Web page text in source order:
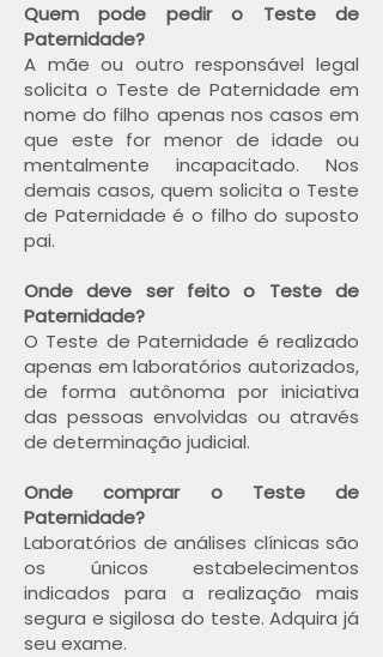
Quem pode pedir o Teste de
Paternidade?
A mãe ou outro responsável legal
solicita o Teste de Paternidade em
nome do filho apenas nos casos em
que este for menor de idade ou
mentalmente incapacitado. Nos
demais casos, quem solicita o Teste
de Paternidade é o filho do suposto
pai.
Onde deve ser feito o Teste de
Paternidade?
O Teste de Paternidade é realizado
apenas em laboratórios autorizados,
de forma autônoma por iniciativa
das pessoas envolvidas ou através
de determinação judicial.
Onde comprar o Teste de
Paternidade?
Laboratórios de análises clínicas são
os únicos estabelecimentos
indicados para a realização mais
segura e sigilosa do teste. Adquira já
seu exame.